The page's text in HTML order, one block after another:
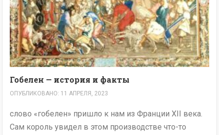
Гобелен — история и факты
ОПУБЛИКОВАНО: 11 АПРЕЛЯ, 2023
слово «гобелен» пришло к нам из Франции XII века.
Сам король увидел в этом производстве что-то